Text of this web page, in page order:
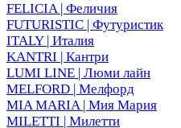
FELICIA | Феличия
FUTURISTIC | Футуристик
ITALY | Италия
KANTRI | Кантри
LUMI LINE | Люми лайн
MELFORD | Мелфорд
MIA MARIA | Мия Мария
MILETTI | Милетти